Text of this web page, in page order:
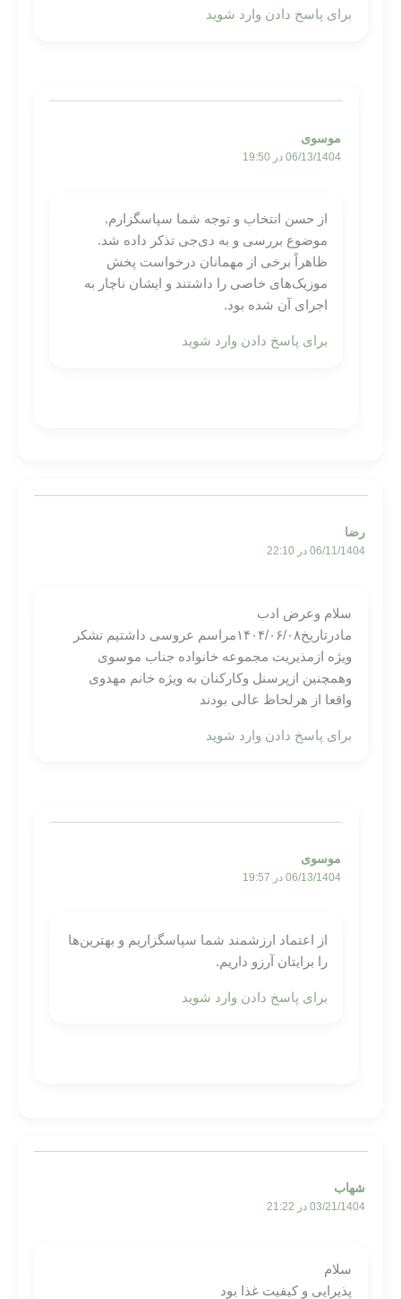
برای پاسخ دادن وارد شوید
موسوی
06/13/1404 در 19:50
از حسن انتخاب و توجه شما سپاسگزارم.
موضوع بررسی و به دی‌جی تذکر داده شد.
ظاهراً برخی از مهمانان درخواست پخش
موزیک‌های خاصی را داشتند و ایشان ناچار به
اجرای آن شده بود.
برای پاسخ دادن وارد شوید
رضا
06/11/1404 در 22:10
سلام وعرض ادب
مادرتاریخ۱۴۰۴/۰۶/۰۸مراسم عروسی داشتیم تشکر
ویژه ازمذیریت مجموعه خانواده جناب موسوی
وهمچنین ازپرسنل وکارکنان به ویژه خانم مهدوی
واقعا از هرلحاظ عالی بودند
برای پاسخ دادن وارد شوید
موسوی
06/13/1404 در 19:57
از اعتماد ارزشمند شما سپاسگزاریم و بهترین‌ها
را برایتان آرزو داریم.
برای پاسخ دادن وارد شوید
شهاب
03/21/1404 در 21:22
سلام
پذیرایی و کیفیت غذا بود